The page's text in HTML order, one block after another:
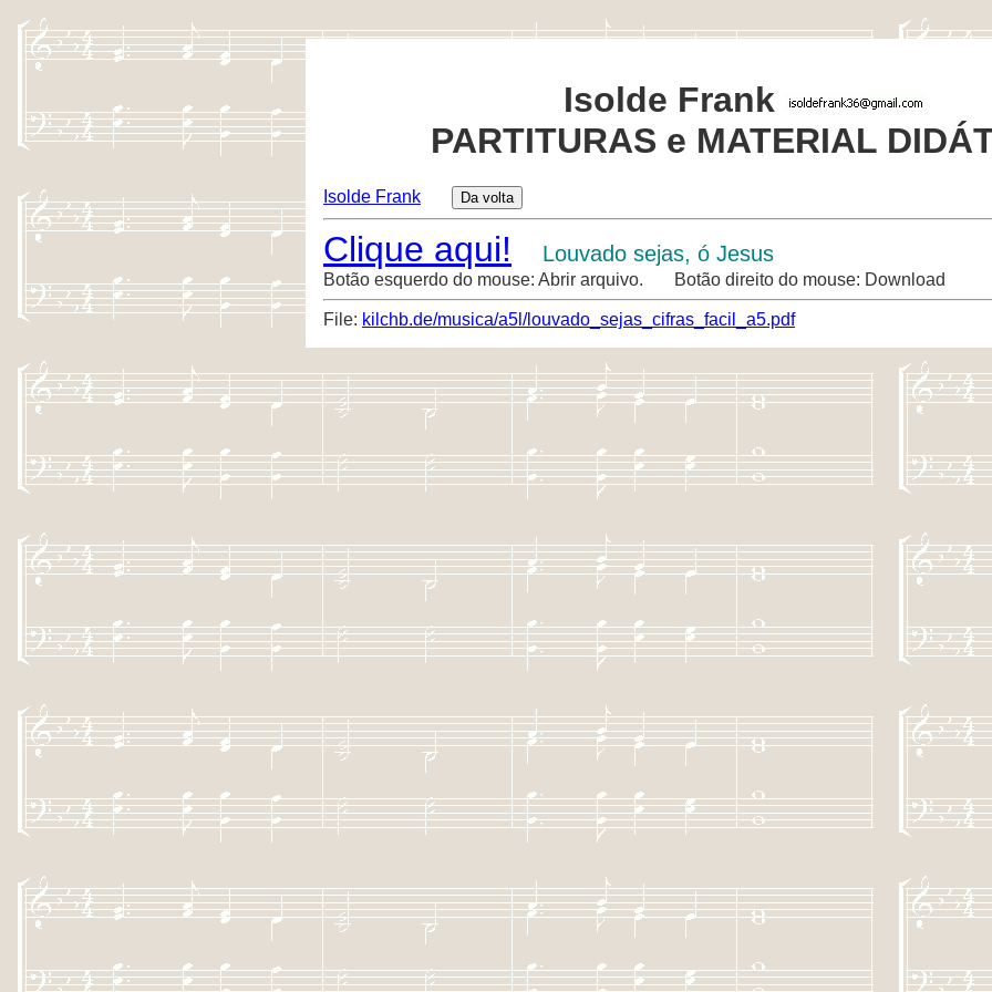
Isolde Frank
PARTITURAS e MATERIAL
Isolde Frank
Clique aqui! Louvado sejas, ó Jesus
Botão esquerdo do mouse: Abrir arquivo. Botão direito do mouse: Download
File: kilchb.de/musica/a5l/louvado_sejas_cifras_facil_a5.pdf